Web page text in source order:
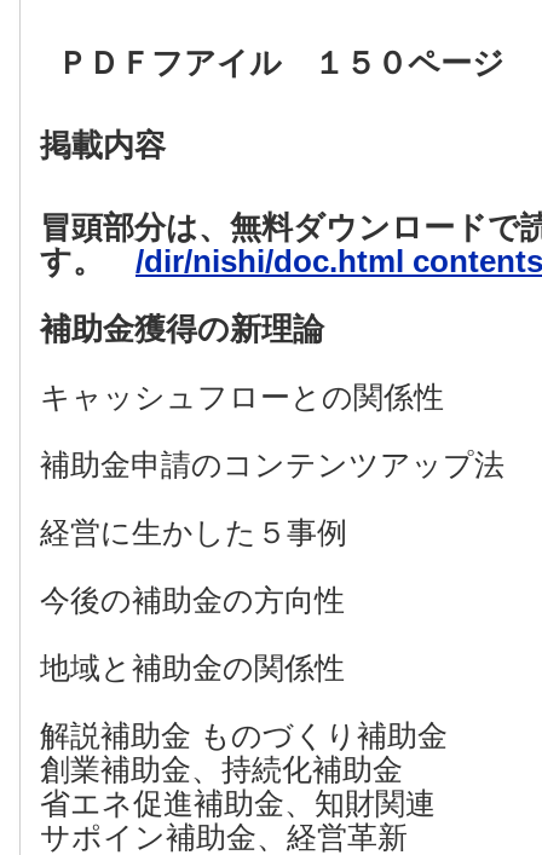
ＰＤＦフアイル １５０ページ
掲載内容
冒頭部分は、無料ダウンロードで
す。 /dir/nishi/doc.html
補助金獲得の新理論
キャッシュフローとの関係性
補助金申請のコンテンツアッ
経営に生かした５事例
今後の補助金の方向性
地域と補助金の関係性
解説補助金 ものづくり補助金
創業補助金、持続化補助金
省エネ促進補助金、知財関連
サポイン補助金、経営革新